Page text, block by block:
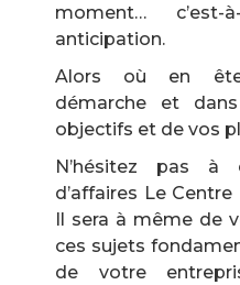
moment…
anticipation.
Alors où en
démarche et
objectifs et de vos
N’hésitez pas à
d’affaires Le
Il sera à même de
ces sujets
de votre